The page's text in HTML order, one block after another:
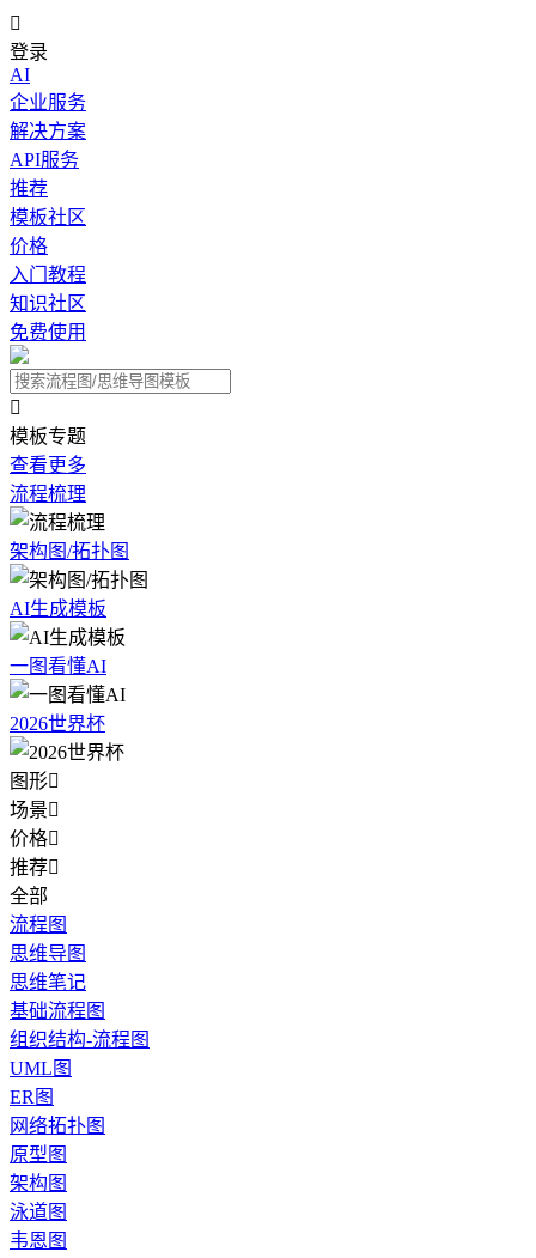

登录
AI
企业服务
解决方案
API服务
推荐
模板社区
价格
入门教程
知识社区
免费使用

模板专题
查看更多
流程梳理
架构图/拓扑图
AI生成模板
一图看懂AI
2026世界杯
图形
场景
价格
推荐
全部
流程图
思维导图
思维笔记
基础流程图
组织结构-流程图
UML图
ER图
网络拓扑图
原型图
架构图
泳道图
韦恩图